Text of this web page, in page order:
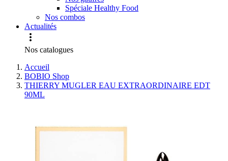
Spéciale Healthy Food
Nos combos
Actualités

Nos catalogues
Accueil
BOBIO Shop
THIERRY MUGLER EAU EXTRAORDINAIRE EDT
90ML